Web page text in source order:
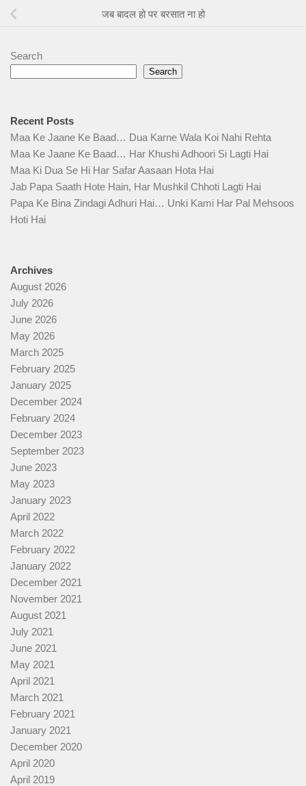
जब बादल हो पर बरसात ना हो
Search
Search
Recent Posts
Maa Ke Jaane Ke Baad… Dua Karne Wala Koi Nahi Rehta
Maa Ke Jaane Ke Baad… Har Khushi Adhoori Si Lagti Hai
Maa Ki Dua Se Hi Har Safar Aasaan Hota Hai
Jab Papa Saath Hote Hain, Har Mushkil Chhoti Lagti Hai
Papa Ke Bina Zindagi Adhuri Hai… Unki Kami Har Pal Mehsoos
Hoti Hai
Archives
August 2026
July 2026
June 2026
May 2026
March 2025
February 2025
January 2025
December 2024
February 2024
December 2023
September 2023
June 2023
May 2023
January 2023
April 2022
March 2022
February 2022
January 2022
December 2021
November 2021
August 2021
July 2021
June 2021
May 2021
April 2021
March 2021
February 2021
January 2021
December 2020
April 2020
April 2019